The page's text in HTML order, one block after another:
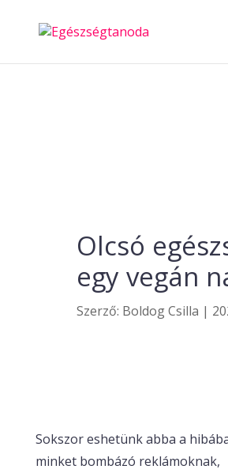
Olcsó
egy vegán
Szerző: Boldog Csilla |
Sokszor eshetünk abba a
minket bombázó reklámoknak,